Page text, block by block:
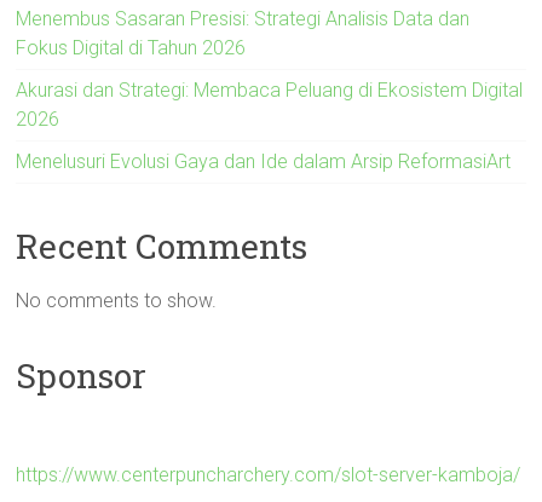
Menembus Sasaran Presisi: Strategi Analisis Data dan
Fokus Digital di Tahun 2026
Akurasi dan Strategi: Membaca Peluang di Ekosistem Digital
2026
Menelusuri Evolusi Gaya dan Ide dalam Arsip ReformasiArt
Recent Comments
No comments to show.
Sponsor
https://www.centerpuncharchery.com/slot-server-kamboja/